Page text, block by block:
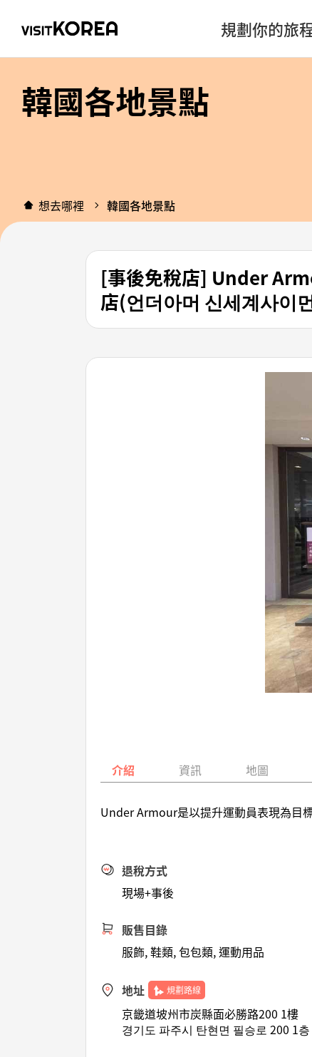
規劃你的旅
韓國各地景點
想去哪裡 韓國各地景點
[事後免稅店] Under
店(언더아머 신세계사이
介紹 資訊 地圖
Under Armour是以提升運動員表現為目
退稅方式
現場+事後
販售目錄
服飾, 鞋類, 包包類, 運動用品
地址 規劃路線
京畿道坡州市炭縣面必勝路200 1樓
경기도 파주시 탄현면 필승로 200 1층